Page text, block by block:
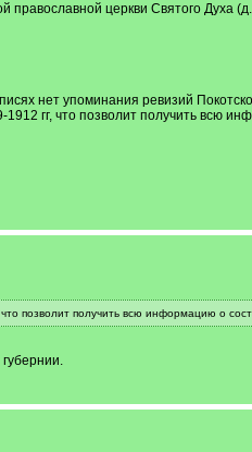
православной церкви Святого Духа
нет упоминания ревизий
гг, что позволит получить всю
позволит получить всю информацию о